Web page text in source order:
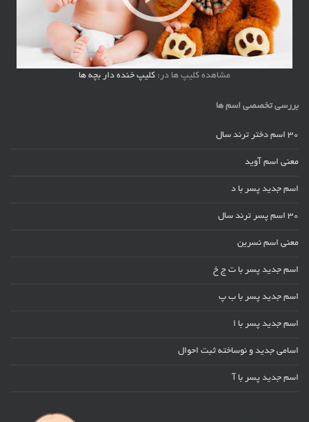
مشاهده کلیپ ها در: کلیپ خنده دار بچه ها
بررسی تخصصی اسم ها
30 اسم دختر ترند سال
معنی اسم آوید
اسم جدید پسر با د
30 اسم پسر ترند سال
معنی اسم نسرین
اسم جدید پسر با ت ج خ
اسم جدید پسر با ب پ
اسم جدید پسر با ا
اسامی جدید و نوساخته ثبت احوال
اسم جدید پسر با آ